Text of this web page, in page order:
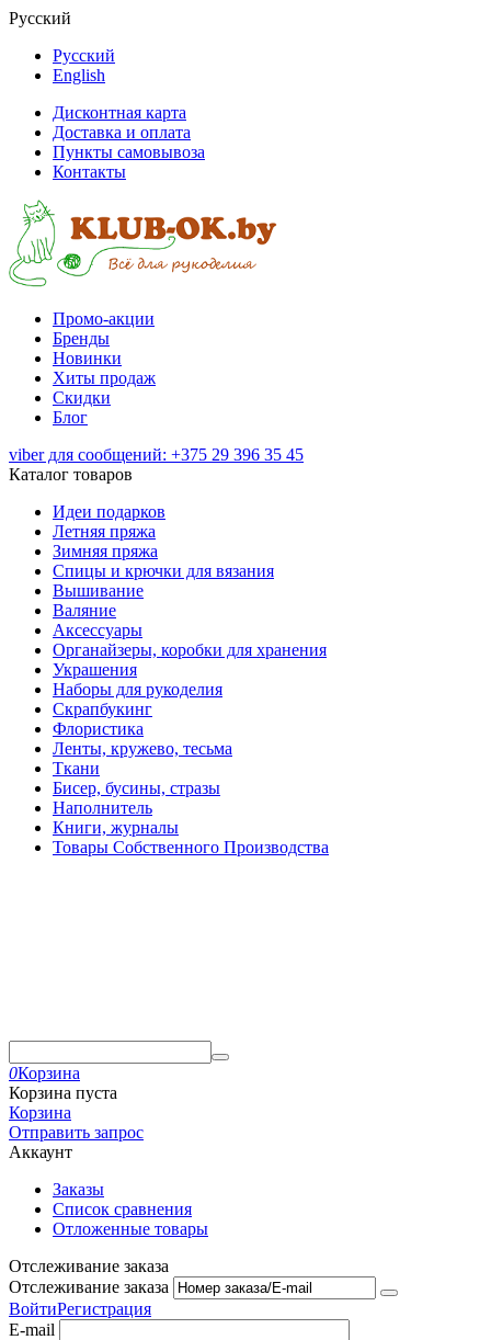
Русский
Русский
English
Дисконтная карта
Доставка и оплата
Пункты самовывоза
Контакты
Промо-акции
Бренды
Новинки
Хиты продаж
Скидки
Блог
viber для сообщений: +375 29 396 35 45
Каталог товаров
Идеи подарков
Летняя пряжа
Зимняя пряжа
Спицы и крючки для вязания
Вышивание
Валяние
Аксессуары
Органайзеры, коробки для хранения
Украшения
Наборы для рукоделия
Скрапбукинг
Флористика
Ленты, кружево, тесьма
Ткани
Бисер, бусины, стразы
Наполнитель
Книги, журналы
Товары Собственного Производства
0Корзина
Корзина пуста
Корзина
Отправить запрос
Аккаунт
Заказы
Список сравнения
Отложенные товары
Отслеживание заказа
Отслеживание заказа
ВойтиРегистрация
E-mail